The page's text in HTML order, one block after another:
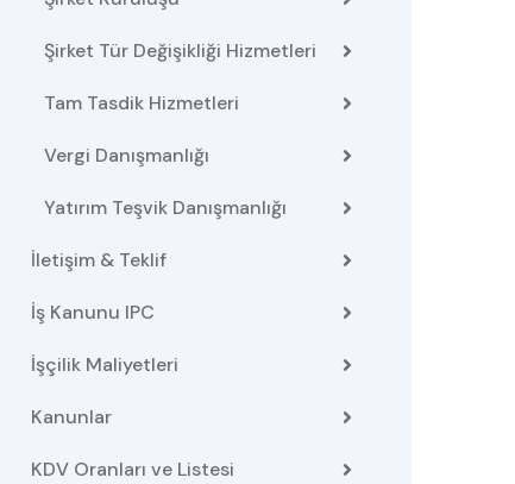
Şirket Tür Değişikliği Hizmetleri
Tam Tasdik Hizmetleri
Vergi Danışmanlığı
Yatırım Teşvik Danışmanlığı
İletişim & Teklif
İş Kanunu IPC
İşçilik Maliyetleri
Kanunlar
KDV Oranları ve Listesi